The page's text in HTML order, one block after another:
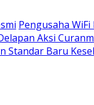
Pengusaha
Aksi
Standar Baru